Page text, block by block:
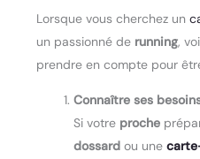
Lorsque vous cherchez un
un passionné de running,
prendre en compte pour
Connaître ses
Si votre proche
dossard ou une